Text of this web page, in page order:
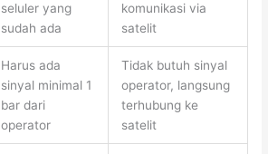
seluler yang
sudah ada
komunikasi via
satelit
Harus ada
sinyal minimal 1
bar dari
operator
Tidak butuh sinyal
operator, langsung
terhubung ke
satelit